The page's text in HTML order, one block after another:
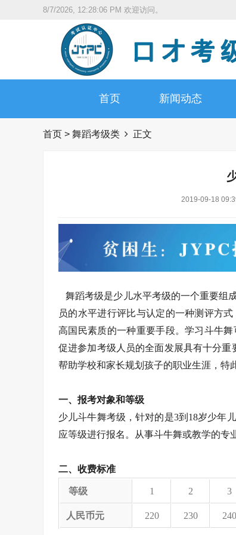
8/7/2026, 12:28:07 PM 欢迎访问。
首页 新闻动态
首页 > 舞蹈考级类 正文
2019-09-18
舞蹈考级是少儿水平考级的一个重要组
员的水平进行评比与认定的一种测评方
高国民素质的一种重要手段。学习斗牛
促进参加考级人员的全面发展具有十分
帮助学校和家长规划孩子的职业生涯，特
一、报考对象和等级
少儿斗牛舞考级，针对的是3到18岁少年
应等级进行报名。从事斗牛舞或教学的专
二、收费标准
等级 1 2 3
人民币元 220 230 240